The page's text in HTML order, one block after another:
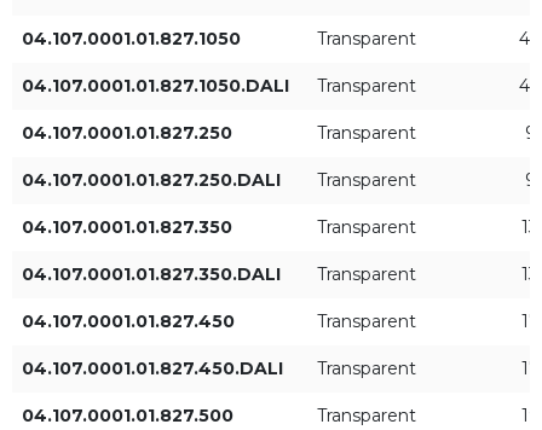
Farbe des Lichts
830
840
930
Durchmesser [mm] Leuchtenleistung [W]
04.107.0001.01.827.1050 Transparent 44
04.107.0001.01.827.1050.DALI Transparent 44
04.107.0001.01.827.250 Transparent 9
04.107.0001.01.827.250.DALI Transparent 9
04.107.0001.01.827.350 Transparent 13
04.107.0001.01.827.350.DALI Transparent 13
04.107.0001.01.827.450 Transparent 17
04.107.0001.01.827.450.DALI Transparent 17
04.107.0001.01.827.500 Transparent 19